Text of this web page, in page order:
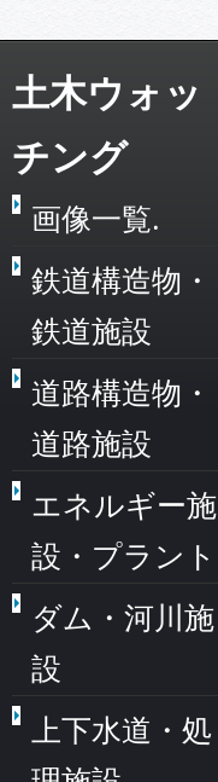
土木ウォッ
チング
画像一覧.
鉄道構造物・
鉄道施設
道路構造物・
道路施設
エネルギー施
設・プラント
ダム・河川施
設
上下水道・処